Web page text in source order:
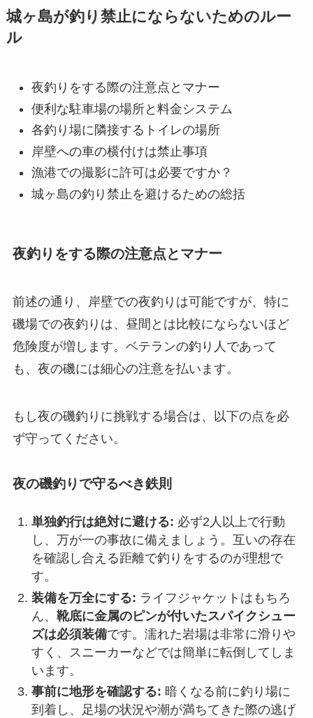
城ヶ島が釣り禁止にならないためのルー
ル
夜釣りをする際の注意点とマナー
便利な駐車場の場所と料金システム
各釣り場に隣接するトイレの場所
岸壁への車の横付けは禁止事項
漁港での撮影に許可は必要ですか？
城ヶ島の釣り禁止を避けるための総括
夜釣りをする際の注意点とマナー
前述の通り、岸壁での夜釣りは可能ですが、 特に
磯場での夜釣りは、昼間とは比較にならないほど
危険度が増します。 ベテランの釣り人であって
も、夜の磯には細心の注意を払います。
もし夜の磯釣りに挑戦する場合は、以下の点を必
ず守ってください。
夜の磯釣りで守るべき鉄則
単独釣行は絶対に避ける: 必ず2人以上で行動
し、万が一の事故に備えましょう。互いの存在
を確認し合える距離で釣りをするのが理想で
す。
装備を万全にする: ライフジャケットはもちろ
ん、 靴底に金属のピンが付いたスパイクシュー
ズは必須装備です。濡れた岩場は非常に滑りや
すく、スニーカーなどでは簡単に転倒してしま
います。
事前に地形を確認する: 暗くなる前に釣り場に
到着し、足場の状況や潮が満ちてきた際の逃げ